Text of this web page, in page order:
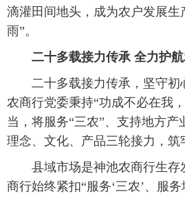
滴灌田间地头，成为农户发展生
雨”。
二十多载接力传承 全力护
二十多载接力传承，坚守初
农商行党委秉持“功成不必在我
当，将服务“三农”、支持地方产
理念、文化、产品三轮接力，筑
县域市场是神池农商行生存
商行始终紧扣“服务‘三农’、服